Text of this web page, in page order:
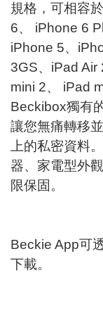
規格，可相容
6、 iPhone 6
iPhone 5、
3GS、iPad Air
mini 2、 iPad
Beckibox獨有
讓您無痛轉移
上的私密資料
器、家電型外
限保固。
Beckie App可
下載。